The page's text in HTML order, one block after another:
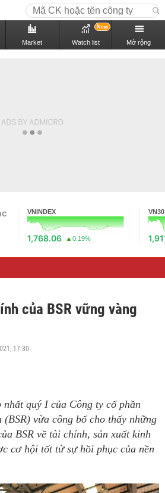
Market Watch list
New
Mở rộng
VNINDEX
1,768.06 0.19%
VN30
của BSR vững vàng
17:30
quý I của Công ty cổ phần
vừa công bố cho thấy những
BSR về tài chính, sản xuất kinh
cơ hội tốt từ sự hồi phục của nền